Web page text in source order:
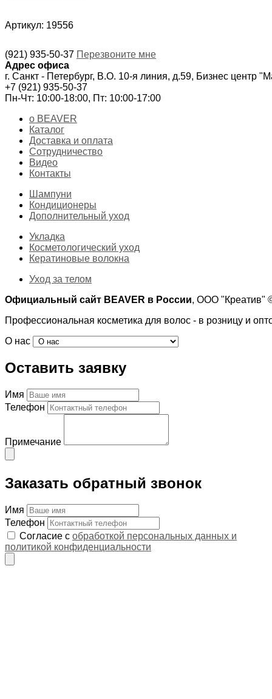
Артикул: 19556
(921) 935-50-37 Перезвоните мне
Адрес офиса
г. Санкт - Петербург, В.О. 10-я линия, д.59, Бизнес центр
+7 (921) 935-50-37
Пн-Чт: 10:00-18:00, Пт: 10:00-17:00
о BEAVER
Каталог
Доставка и оплата
Сотрудничество
Видео
Контакты
Шампуни
Кондиционеры
Дополнительный уход
Укладка
Косметологический уход
Кератиновые волокна
Уход за телом
Официальный сайт BEAVER в России, ООО "Креатив"
Профессиональная косметика для волос - в розницу и
О нас
Оставить заявку
Имя
Телефон
Примечание
Заказать обратный звонок
Имя
Телефон
Согласие с обработкой персональных данных и
политикой конфиденциальности